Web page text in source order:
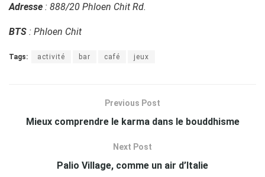
Adresse : 888/20 Phloen Chit Rd.
BTS : Phloen Chit
Tags: activité bar café jeux
Previous Post
Mieux comprendre le karma dans le bouddhisme
Next Post
Palio Village, comme un air d’Italie